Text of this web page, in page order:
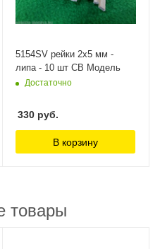
5154SV рейки 2х5 мм -
липа - 10 шт СВ Модель
Достаточно
330 руб.
В корзину
товары